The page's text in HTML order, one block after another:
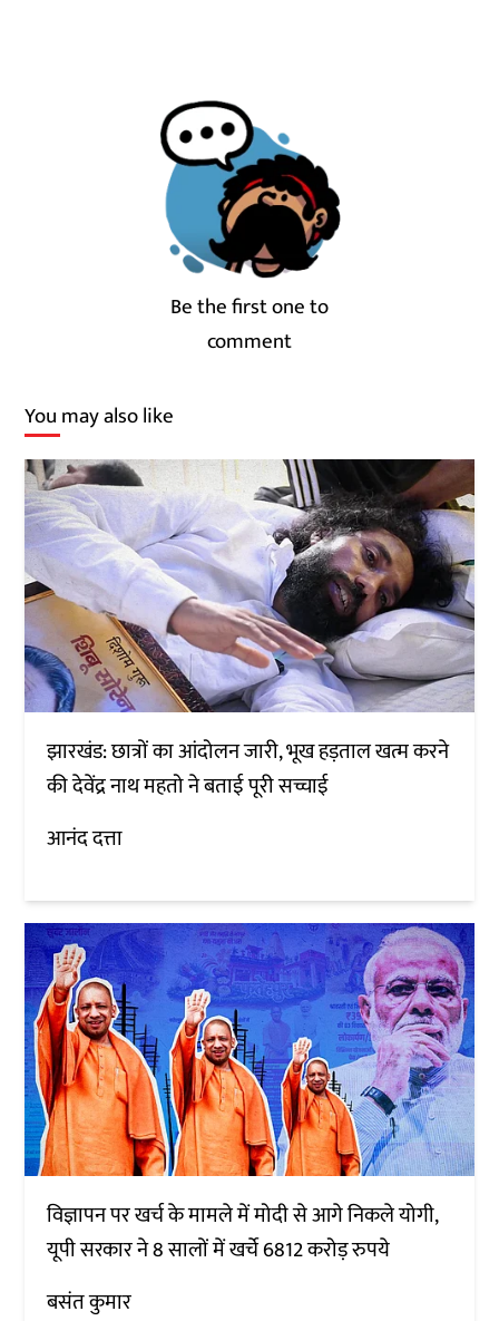
Be the first one to
comment
You may also like
झारखंड: छात्रों का आंदोलन जारी, भूख हड़ताल खत्म करने
की देवेंद्र नाथ महतो ने बताई पूरी सच्चाई
आनंद दत्ता
विज्ञापन पर खर्च के मामले में मोदी से आगे निकले योगी,
यूपी सरकार ने 8 सालों में खर्चे 6812 करोड़ रुपये
बसंत कुमार